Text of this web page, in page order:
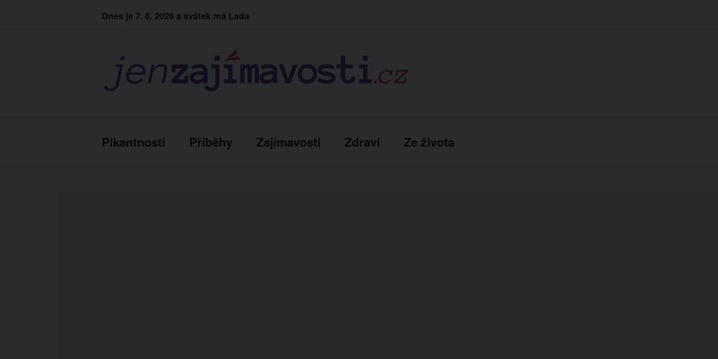
Dnes je 7. 8. 2026 a svátek má Lada
Pikantnosti Příběhy Zajímavosti Zdraví Ze života